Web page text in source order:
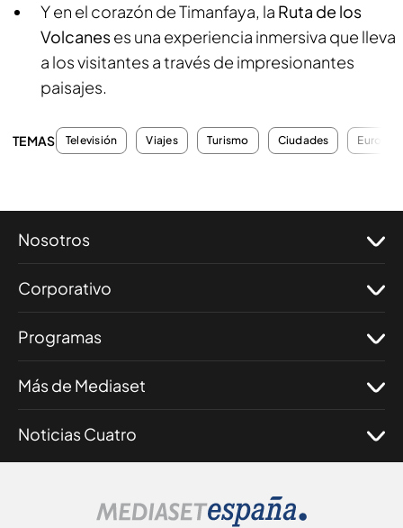
Y en el corazón de Timanfaya, la Ruta de los
Volcaneses una experiencia inmersiva que lleva
a los visitantes a través de impresionantes
paisajes.
TEMAS Televisión Viajes Turismo Ciudades Europa
Nosotros
Corporativo
Programas
Más de Mediaset
Noticias Cuatro